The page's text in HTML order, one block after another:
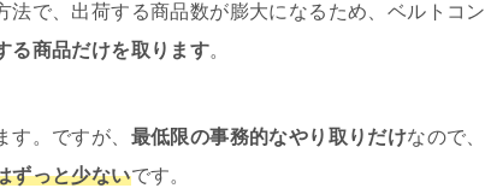
で、出荷する商品数が膨大になるため、ベルトコン
る商品だけを取ります。
。ですが、 最低限の事務的なやり取りだけなので、
ずっと少ないです。